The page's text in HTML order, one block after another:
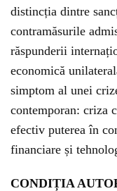
distincția dintre
contramăsurile
răspunderii
economică
simptom al unei
contemporan: criza
efectiv puterea în
financiare și
CONDIȚIA